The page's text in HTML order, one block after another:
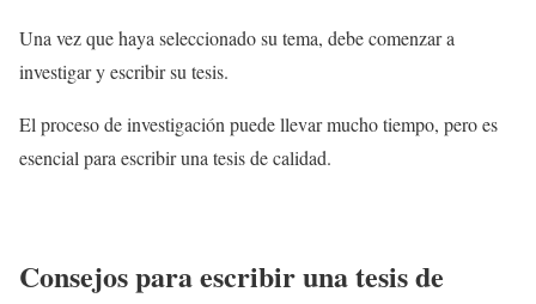
Una vez que haya seleccionado su tema, debe comenzar a
investigar y escribir su tesis.
El proceso de investigación puede llevar mucho tiempo, pero es
esencial para escribir una tesis de calidad.
Consejos para escribir una tesis de